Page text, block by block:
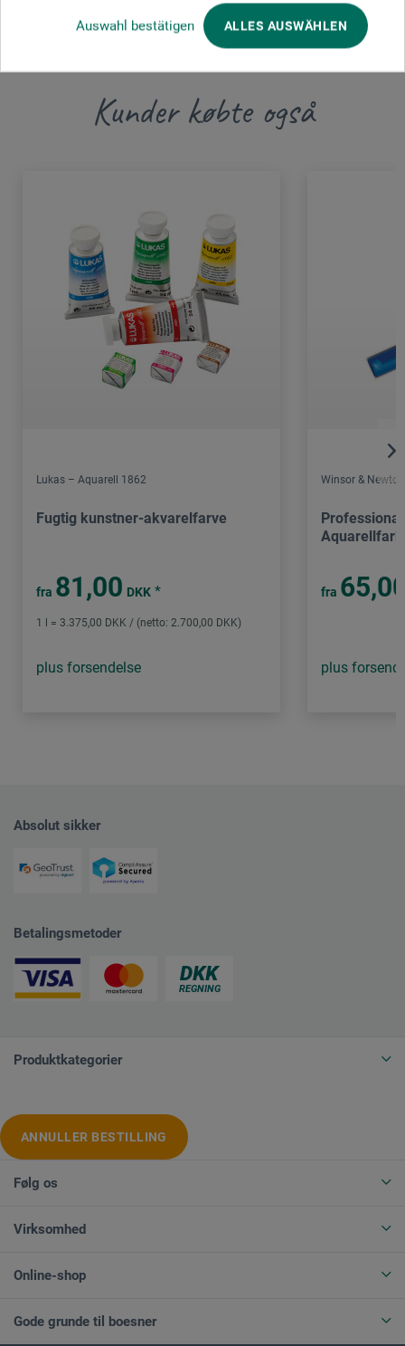
Auswahl bestätigen ALLES AUSWÄHLEN
Kunder købte også
Lukas – Aquarell 1862
Fugtig kunstner-akvarelfarve
fra 81,00 DKK *
1 l = 3.375,00 DKK / (netto: 2.700,00 DKK)
plus forsendelse
Winsor & Newton
fra
plus
Absolut sikker
Betalingsmetoder
Produktkategorier
ANNULLER BESTILLING
Følg os
Virksomhed
Online-shop
Gode grunde til boesner